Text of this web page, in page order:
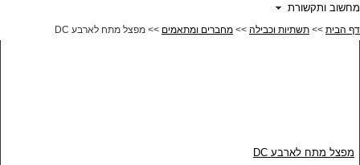
מחשוב ותקשורת
דף הבית >> תשתיות וכבילה >> מחברים ומתאמים >> מפצל מתח לארבע DC
מפצל מתח לארבע DC